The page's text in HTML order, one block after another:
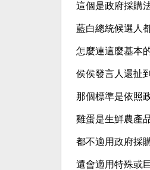
這個是政府採購
藍白總統候選人
怎麼連這麼基本
侯侯發言人還扯
那個標準是依照
雞蛋是生鮮農產
都不適用政府採
還會適用特殊或